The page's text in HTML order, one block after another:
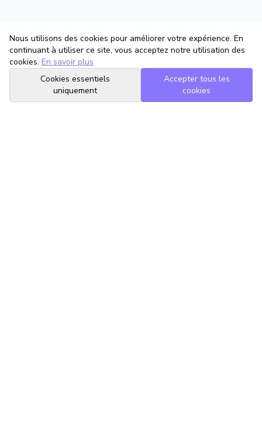
Nous utilisons des cookies pour améliorer votre expérience. En
continuant à utiliser ce site, vous acceptez notre utilisation des
cookies. En savoir plus
Cookies essentiels
uniquement
Accepter tous les
cookies